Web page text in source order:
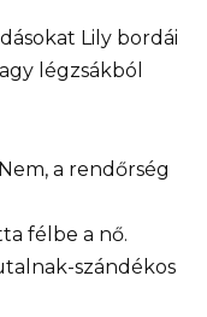
Lily bordái
légzsákból
a rendőrség
félbe a nő.
szándékos